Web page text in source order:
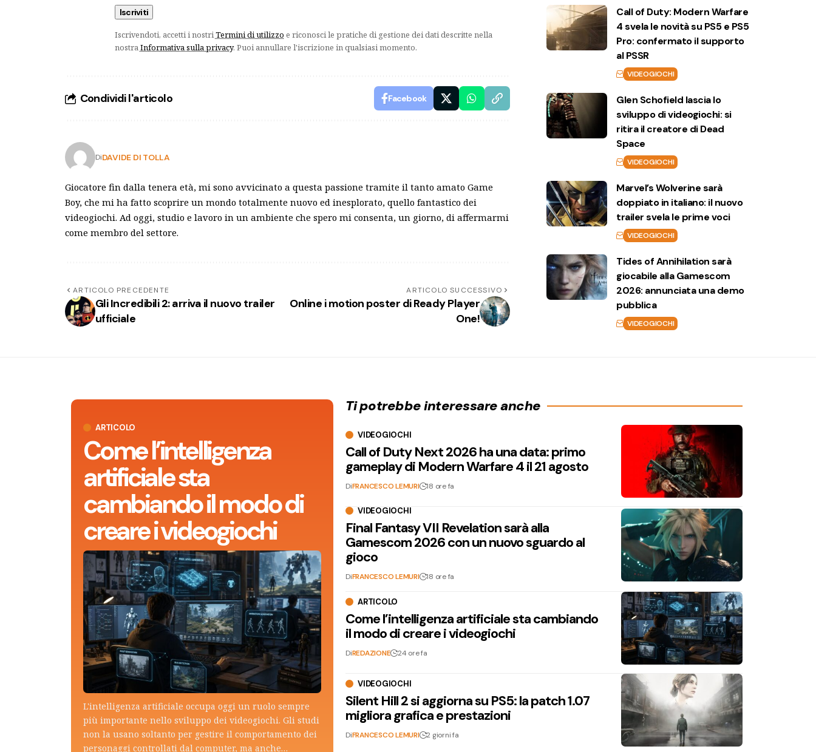
Iscrivendoti, accetti i nostriTermini di utilizzo e riconosci le pratiche di gestione dei dati descritte nella
nostraInformativa sulla privacy. Puoi annullare l'iscrizione in qualsiasi momento.
Condividi l'articolo Facebook
DiDAVIDE DI TOLLA
Giocatore fin dalla tenera età, mi sono avvicinato a questa passione tramite il tanto amato Game
Boy, che mi ha fatto scoprire un mondo totalmente nuovo ed inesplorato, quello fantastico dei
videogiochi. Ad oggi, studio e lavoro in un ambiente che spero mi consenta, un giorno, di affermarmi
come membro del settore.
ARTICOLO PRECEDENTE
Gli Incredibili 2: arriva il nuovo trailer
ufficiale
ARTICOLO SUCCESSIVO
Online i motion poster di Ready Player
One!
Call of Duty: Modern Warfare
4 svela le novità su PS5 e PS5
Pro: confermato il supporto
al PSSR
VIDEOGIOCHI
Glen Schofield lascia lo
sviluppo di videogiochi: si
ritira il creatore di Dead
Space
VIDEOGIOCHI
Marvel’s Wolverine sarà
doppiato in italiano: il nuovo
trailer svela le prime voci
VIDEOGIOCHI
Tides of Annihilation sarà
giocabile alla Gamescom
2026: annunciata una demo
pubblica
VIDEOGIOCHI
ARTICOLO
Come l’intelligenza
artificiale sta
cambiando il modo di
creare i videogiochi
L'intelligenza artificiale occupa oggi un ruolo sempre
più importante nello sviluppo dei videogiochi. Gli studi
non la usano soltanto per gestire il comportamento dei
personaggi controllati dal computer, ma anche…
Ti potrebbe interessare anche
VIDEOGIOCHI
Call of Duty Next 2026 ha una data: primo
gameplay di Modern Warfare 4 il 21 agosto
DiFRANCESCO LEMURI 18 ore fa
VIDEOGIOCHI
Final Fantasy VII Revelation sarà alla
Gamescom 2026 con un nuovo sguardo al
gioco
DiFRANCESCO LEMURI 18 ore fa
ARTICOLO
Come l’intelligenza artificiale sta cambiando
il modo di creare i videogiochi
DiREDAZIONE 24 ore fa
VIDEOGIOCHI
Silent Hill 2 si aggiorna su PS5: la patch 1.07
migliora grafica e prestazioni
DiFRANCESCO LEMURI 2 giorni fa